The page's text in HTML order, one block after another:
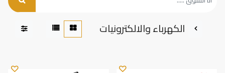
الكهرباء والالكترونيات